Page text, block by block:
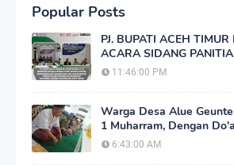
Popular Posts
PJ. BUPATI ACEH
ACARA SIDANG PANITIA
PERTIMBANGAN
11:46:00 PM
Warga Desa Alue
1 Muharram, Dengan
6:43:00 AM